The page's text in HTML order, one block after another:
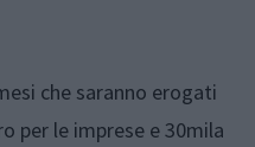
che saranno erogati
per le imprese e 30mila